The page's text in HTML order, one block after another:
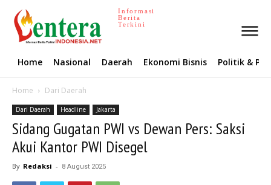
Informasi
Berita
Terkini
Home Nasional Daerah Ekonomi Bisnis Politik &
Home Dari Daerah
Dari Daerah Headline Jakarta
Sidang Gugatan PWI vs Dewan Pers: Saksi
Akui Kantor PWI Disegel
By Redaksi - 8 August 2025